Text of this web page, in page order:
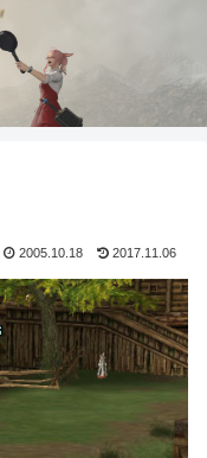
2005.10.18 2017.11.06